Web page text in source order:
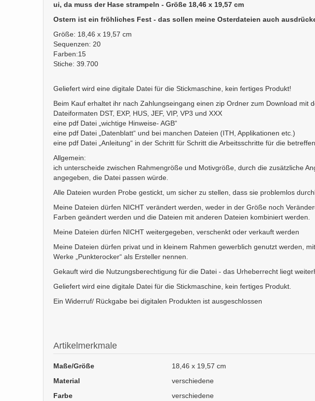
ui, da muss der Hase strampeln - Größe 18,46 x 19,57 cm
Ostern ist ein fröhliches Fest - das sollen meine Osterdateien auch
Größe: 18,46 x 19,57 cm
Sequenzen: 20
Farben:15
Stiche: 39.700
Geliefert wird eine digitale Datei für die Stickmaschine, kein fertiges Produkt!
Beim Kauf erhaltet ihr nach Zahlungseingang einen zip Ordner zum Download mit
Dateiformaten DST, EXP, HUS, JEF, VIP, VP3 und XXX
eine pdf Datei „wichtige Hinweise- AGB“
eine pdf Datei „Datenblatt“ und bei manchen Dateien (ITH, Applikationen etc.)
eine pdf Datei „Anleitung“ in der Schritt für Schritt die Arbeitsschritte für die
Allgemein:
ich unterscheide zwischen Rahmengröße und Motivgröße, durch die zusätzliche
angegeben, die Datei passen würde.
Alle Dateien wurden Probe gestickt, um sicher zu stellen, dass sie problemlos
Meine Dateien dürfen NICHT verändert werden, weder in der Größe noch
Farben geändert werden und die Dateien mit anderen Dateien kombiniert werden.
Meine Dateien dürfen NICHT weitergegeben, verschenkt oder verkauft werden
Meine Dateien dürfen privat und in kleinem Rahmen gewerblich genutzt werden,
Werke „Punkterocker“ als Ersteller nennen.
Gekauft wird die Nutzungsberechtigung für die Datei - das Urheberrecht liegt
Geliefert wird eine digitale Datei für die Stickmaschine, kein fertiges Produkt.
Ein Widerruf/ Rückgabe bei digitalen Produkten ist ausgeschlossen
Artikelmerkmale
Maße/Größe
18,46 x 19,57 cm
Material
verschiedene
Farbe
verschiedene